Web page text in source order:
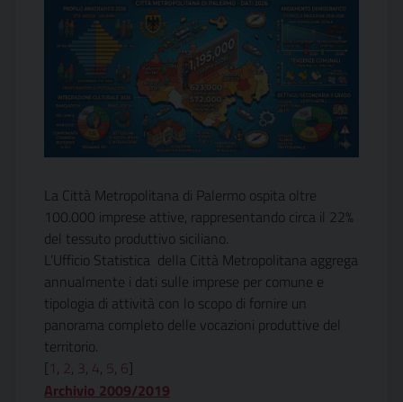
La Città Metropolitana di Palermo ospita oltre
100.000 imprese attive, rappresentando circa il 22%
del tessuto produttivo siciliano.
L’Ufficio Statistica della Città Metropolitana aggrega
annualmente i dati sulle imprese per comune e
tipologia di attività con lo scopo di fornire un
panorama completo delle vocazioni produttive del
territorio.
[1, 2, 3, 4, 5, 6]
Archivio 2009/2019